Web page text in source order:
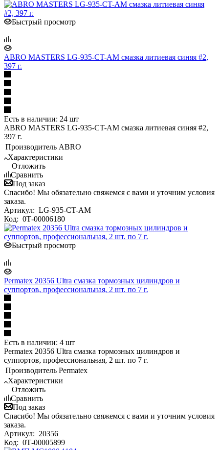
Быстрый просмотр
ABRO MASTERS LG-935-CT-AM cмазка литиевая синяя #2,
397 г.
Есть в наличии: 24 шт
ABRO MASTERS LG-935-CT-AM cмазка литиевая синяя #2,
397 г.
Производитель ABRO
Характеристики
Отложить
Сравнить
Под заказ
Спасибо! Мы обязательно свяжемся с вами и уточним условия
заказа.
Артикул: LG-935-CT-AM
Код: 0Т-00006180
Быстрый просмотр
Permatex 20356 Ultra смазка тормозных цилиндров и
суппортов, профессиональная, 2 шт. по 7 г.
Есть в наличии: 4 шт
Permatex 20356 Ultra смазка тормозных цилиндров и
суппортов, профессиональная, 2 шт. по 7 г.
Производитель Permatex
Характеристики
Отложить
Сравнить
Под заказ
Спасибо! Мы обязательно свяжемся с вами и уточним условия
заказа.
Артикул: 20356
Код: 0Т-00005899